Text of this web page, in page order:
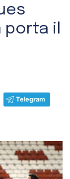
porta il
Telegram